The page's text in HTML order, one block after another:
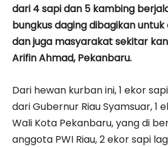
dari 4 sapi dan 5 kambing
bungkus daging dibagikan untuk
dan juga masyarakat sekitar
Arifin Ahmad, Pekanbaru.
Dari hewan kurban ini, 1 ekor
dari Gubernur Riau Syamsuar, 1
Wali Kota Pekanbaru, yang di
anggota PWI Riau, 2 ekor sapi